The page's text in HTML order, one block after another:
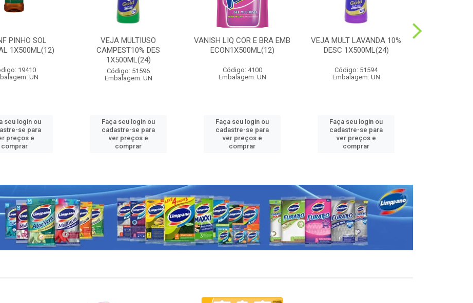
PINHO SOL
1X500ML(12)
19410
UN
seu login ou
se para
preços e
comprar
VEJA MULTIUSO
CAMPEST10% DES
1X500ML(24)
Código: 51596
Embalagem: UN
Faça seu login ou
cadastre-se para
ver preços e
comprar
VANISH LIQ COR E BRA EMB
ECON1X500ML(12)
Código: 4100
Embalagem: UN
Faça seu login ou
cadastre-se para
ver preços e
comprar
VEJA MULT LAVANDA 10%
DESC 1X500ML(24)
Código: 51594
Embalagem: UN
Faça seu login ou
cadastre-se para
ver preços e
comprar